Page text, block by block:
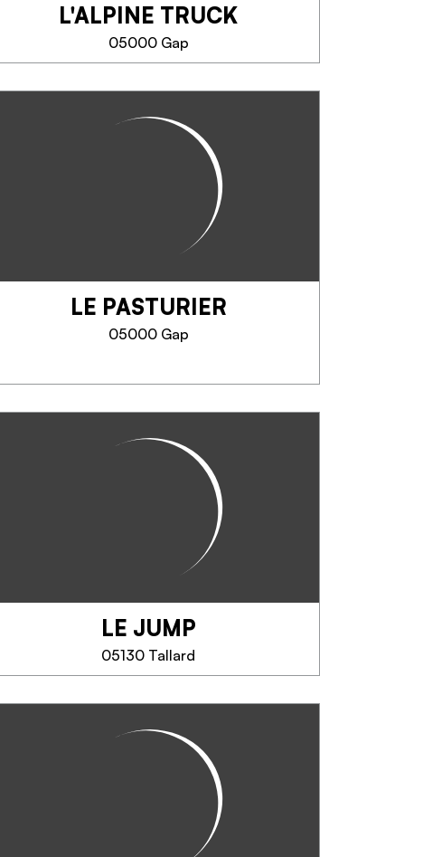
L'ALPINE TRUCK
05000 Gap
L'ALPINE TRUCK
Dans son beau truck vintage,
Julien prépare plats de la
semaine, street food, desserts et
sa fameuse collection de cookies.
Une guinguette pour votre
qui...
TELEFONO
LE PASTURIER
05000 Gap
LE PASTURIER
Cucina gourmet. Maestro
ristoratore dal 2010. Citato nella
guida Gault e Millau. Piatto del
giorno a pranzo tranne la
SAPERNE DI PIÙ
LE JUMP
05130 Tallard
Le Jump, Bar-Restaurant de
l'aérodrome Gap- Tallard est
ouvert 7/7 le midi, l'équipe vous
accueille dans un cadre unique
avec vue sur les activités